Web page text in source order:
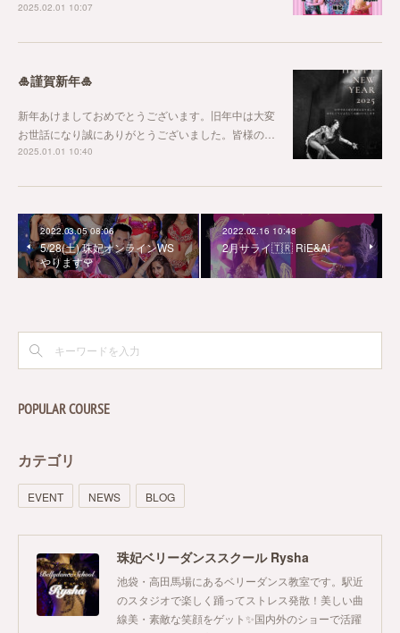
2025.02.01 10:07
🎍謹賀新年🎍
新年あけましておめでとうございます。旧年中は大変
お世話になり誠にありがとうございました。皆様の…
2025.01.01 10:40
2022.03.05 08:06
5/28(土) 珠妃オンラインWS
やります🌹
2022.02.16 10:48
2月サライ🇹🇷 RiE&Ai
POPULAR COURSE
カテゴリ
EVENT NEWS BLOG
珠妃ベリーダンススクール Rysha
池袋・高田馬場にあるベリーダンス教室です。駅近
のスタジオで楽しく踊ってストレス発散！美しい曲
線美・素敵な笑顔をゲット✨国内外のショーで活躍